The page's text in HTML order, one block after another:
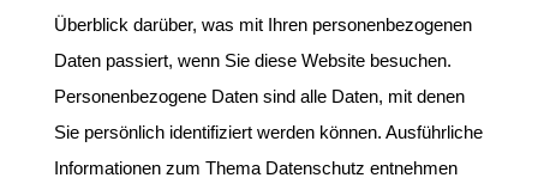
Überblick darüber, was mit Ihren personenbezogenen
Daten passiert, wenn Sie diese Website besuchen.
Personenbezogene Daten sind alle Daten, mit denen
Sie persönlich identifiziert werden können. Ausführliche
Informationen zum Thema Datenschutz entnehmen